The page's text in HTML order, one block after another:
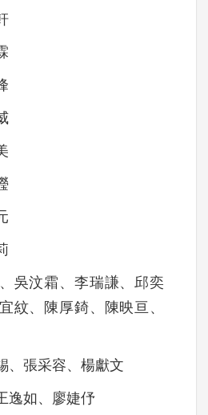
汶霜、李瑞謙、邱奕
紋、陳厚錡、陳映亘、
、張采容、楊獻文
逸如、廖婕伃